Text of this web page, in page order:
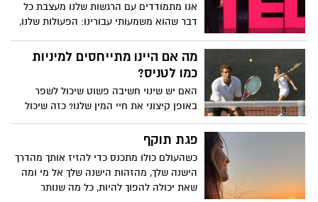
אנו מתמודדים עם הרגשות שלנו מעצבת כל
דבר שהוא משמעותי עבורינו: הפעולות שלנו,
ואושר. בהרצאה המרגשת, ההומוריסטית
ואולי אפילו משנת-חיים הזו, היא מאתגרת את
החברה שמקדשת חיוביות על פני אמת,
ומדברת על האסטרטגיות העוצמתיות של
גמישות רגשית. הרצה הראויה לשיתוף.
מה אם היינו מתייחסים למיניות
כמו לטניס?
האם יש שינוי חשיבה פשוט שיכול לשפר
באופן קיצוני את חיי המין שלנו? כזה שיכול
ליישם את הנסיבות, הניסיון או העדפותינו
אשר יהיו? כֵּן! מאמנת הסקס רות רמזי חולקת
מעבר להגברת ההנאה שלנו. רות רמזי היא
מחנכת ומאמנת מינית למבוגרים. היא עוזרת
לאנשים להבין מי הם מבחינה מינית, איך הגוף
פגת תוקף
כשהעולם כולו מתכנס כדי להזיז אותך מהדרך
הישנה שלך, מהזהות הישנה שלך אל מי ומה
שאת יכולה להפוך להיות, כל מה שנותר